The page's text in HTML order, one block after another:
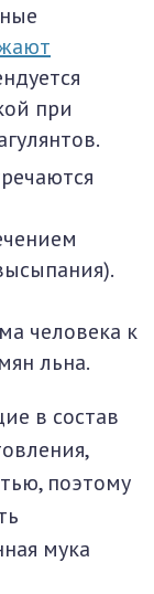
при
человека к
льна.
в состав
поэтому
мука